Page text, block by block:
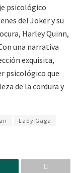
psicológico
del Joker y su
Harley Quinn,
una narrativa
exquisita,
psicológico que
de la cordura y
Lady Gaga